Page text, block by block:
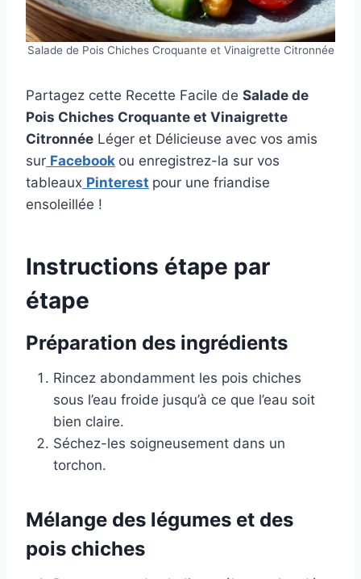
Salade de Pois Chiches Croquante et Vinaigrette Citronnée
Partagez cette Recette Facile de Salade de
Pois Chiches Croquante et Vinaigrette
Citronnée Léger et Délicieuse avec vos amis
sur Facebook ou enregistrez-la sur vos
tableaux Pinterest pour une friandise
ensoleillée !
Instructions étape par
étape
Préparation des ingrédients
Rincez abondamment les pois chiches
sous l’eau froide jusqu’à ce que l’eau soit
bien claire.
Séchez-les soigneusement dans un
torchon.
Mélange des légumes et des
pois chiches